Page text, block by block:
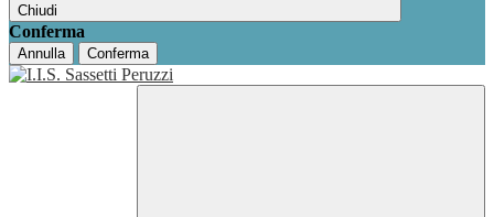
Chiudi
Conferma
Annulla Conferma